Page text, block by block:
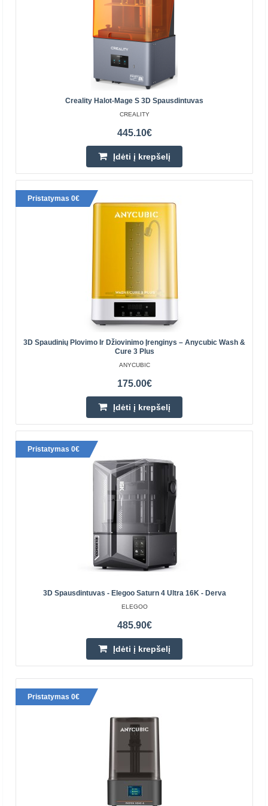
Anycubic Photon Mono 4 3D spausdintuvas
Anycubic Photon Mono 4 yra patikimas, pradinio lygio
dervos spausdintuvas, užtikrinantis tikslias detales ir
nuoseklius rezultatus. Turėdamas 10K raišką, 7 coli..
Prekių Pristatymas 4-7 D.d.
Įdėti į krepšelį
Pridėti prie pageidavimų sąrašo
Anycubic Photon Mono M7 Pro 3D spausdintuvas
Ieškote 3D spausdintuvo, leidžiančio kurti detalius,
Photon Mono M7 Pro! Mėgaukitės neįtikėtinu
Prekių Pristatymas 4-6 D.d.
Įdėti į krepšelį
Creality Halot-Mage S 3D Spausdintuvas
CREALITY
445.10€
Įdėti į krepšelį
Pristatymas 0€
3D Spaudinių Plovimo Ir Džiovinimo Įrenginys – Anycubic Wash &
Cure 3 Plus
ANYCUBIC
175.00€
Įdėti į krepšelį
Pristatymas 0€
3D Spausdintuvas - Elegoo Saturn 4 Ultra 16K - Derva
ELEGOO
485.90€
Įdėti į krepšelį
Pristatymas 0€